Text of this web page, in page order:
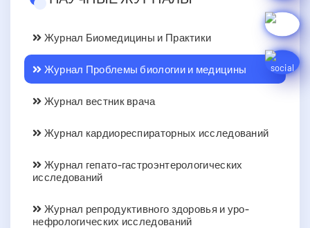
Журнал Биомедицины и Практики
Журнал Проблемы биологии и медицины
Журнал вестник врача
Журнал кардиореспираторных исследований
Журнал гепато-гастроэнтерологических
исследований
Журнал репродуктивного здоровья и уро-
нефрологических исследований